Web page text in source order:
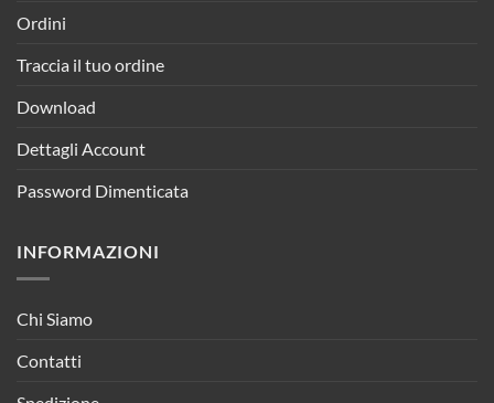
Ordini
Traccia il tuo ordine
Download
Dettagli Account
Password Dimenticata
INFORMAZIONI
Chi Siamo
Contatti